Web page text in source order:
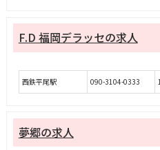
F.D 福岡デラッセの求人
西鉄平尾駅 090-3104-0333
夢郷の求人